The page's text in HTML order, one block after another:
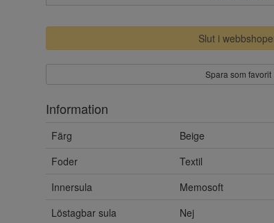
Slut i
Spara som favorit
Information
Färg
Beige
Foder
Textil
Innersula
Memosoft
Löstagbar sula
Nej